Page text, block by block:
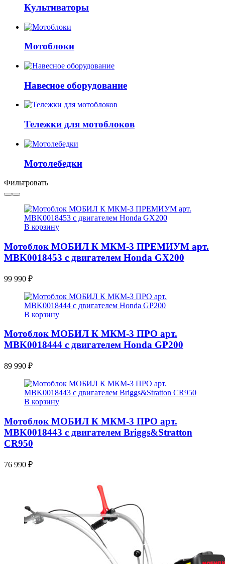
Культиваторы
Мотоблоки
Навесное оборудование
Тележки для мотоблоков
Мотолебедки
Фильтровать
В корзину
Мотоблок МОБИЛ К МКМ-3 ПРЕМИУМ арт.
MBK0018453 с двигателем Honda GX200
99 990 ₽
В корзину
Мотоблок МОБИЛ К МКМ-3 ПРО арт.
MBK0018444 с двигателем Honda GP200
89 990 ₽
В корзину
Мотоблок МОБИЛ К МКМ-3 ПРО арт.
MBK0018443 с двигателем Briggs&Stratton
CR950
76 990 ₽